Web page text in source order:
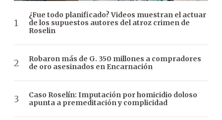
¿Fue todo planificado? Videos muestran el actuar
de los supuestos autores del atroz crimen de
Roselin
Robaron más de G. 350 millones a compradores
de oro asesinados en Encarnación
Caso Roselín: Imputación por homicidio doloso
apunta a premeditación y complicidad